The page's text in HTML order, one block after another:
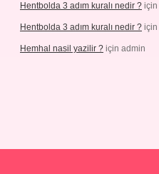
Hentbolda 3 adım kuralı nedir ? için
Hentbolda 3 adım kuralı nedir ? için
Hemhal nasil yazilir ? için admin